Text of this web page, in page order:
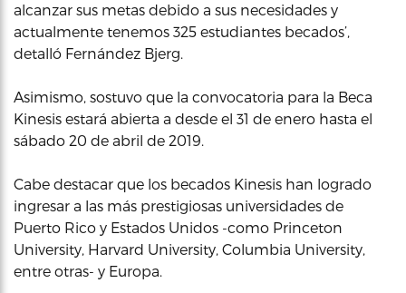
alcanzar sus metas debido a sus necesidades y
actualmente tenemos 325 estudiantes becados’,
detalló Fernández Bjerg.
Asimismo, sostuvo que la convocatoria para la Beca
Kinesis estará abierta a desde el 31 de enero hasta el
sábado 20 de abril de 2019.
Cabe destacar que los becados Kinesis han logrado
ingresar a las más prestigiosas universidades de
Puerto Rico y Estados Unidos -como Princeton
University, Harvard University, Columbia University,
entre otras- y Europa.